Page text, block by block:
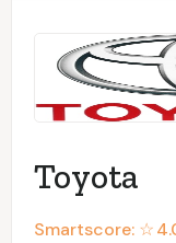
Toyota
Smartscore: ☆